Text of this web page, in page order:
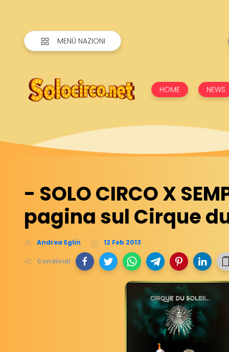
MENÙ NAZIONI
HOME NEWS
- SOLO CIRCO X
pagina sul Cirque
Andrea Eglin 12 Feb 2013
Condividi